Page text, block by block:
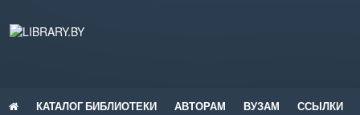
КАТАЛОГ БИБЛИОТЕКИ АВТОРАМ ВУЗАМ ССЫЛКИ